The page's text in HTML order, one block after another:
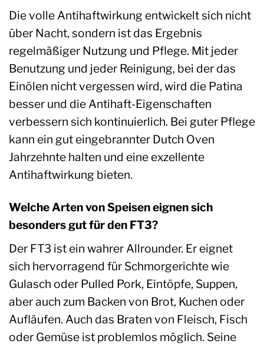
Die volle Antihaftwirkung entwickelt sich nicht
über Nacht, sondern ist das Ergebnis
regelmäßiger Nutzung und Pflege. Mit jeder
Benutzung und jeder Reinigung, bei der das
Einölen nicht vergessen wird, wird die Patina
besser und die Antihaft-Eigenschaften
verbessern sich kontinuierlich. Bei guter Pflege
kann ein gut eingebrannter Dutch Oven
Jahrzehnte halten und eine exzellente
Antihaftwirkung bieten.
Welche Arten von Speisen eignen sich
besonders gut für den FT3?
Der FT3 ist ein wahrer Allrounder. Er eignet
sich hervorragend für Schmorgerichte wie
Gulasch oder Pulled Pork, Eintöpfe, Suppen,
aber auch zum Backen von Brot, Kuchen oder
Aufläufen. Auch das Braten von Fleisch, Fisch
oder Gemüse ist problemlos möglich. Seine